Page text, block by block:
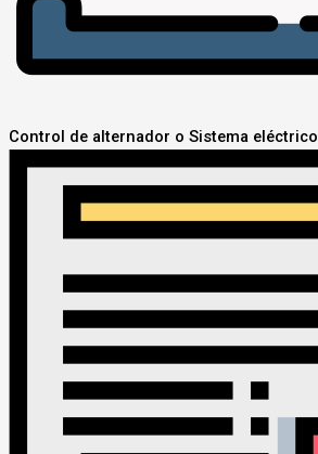
Control de alternador o Sistema eléctrico